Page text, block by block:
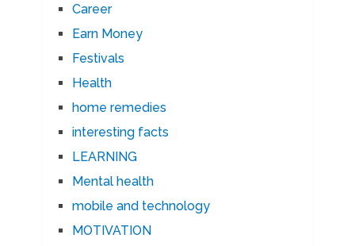
Career
Earn Money
Festivals
Health
home remedies
interesting facts
LEARNING
Mental health
mobile and technology
MOTIVATION